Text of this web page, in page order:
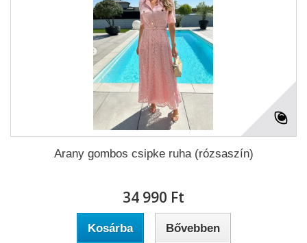
Arany gombos csipke ruha (rózsaszín)
34 990 Ft‎
Kosárba Bővebben